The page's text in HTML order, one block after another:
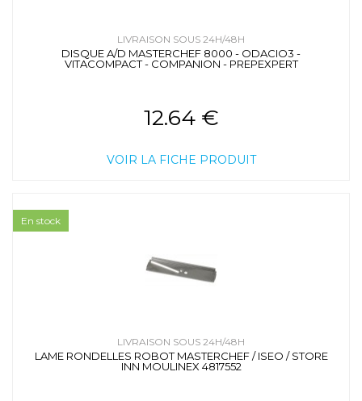
LIVRAISON SOUS 24H/48H
DISQUE A/D MASTERCHEF 8000 - ODACIO3 -
VITACOMPACT - COMPANION - PREPEXPERT
12.64 €
VOIR LA FICHE PRODUIT
LIVRAISON SOUS 24H/48H
LAME RONDELLES ROBOT MASTERCHEF / ISEO / STORE
INN MOULINEX 4817552
En stock